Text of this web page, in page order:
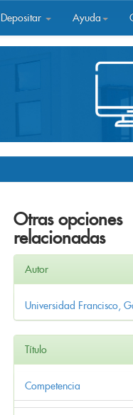
Depositar Ayuda
Otras opciones
relacionadas
Autor
Universidad Francisco,
Título
Competencia